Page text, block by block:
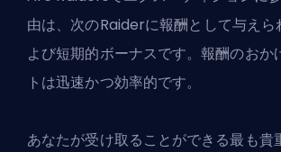
由は、次のRaiderに報酬として与えら
よび短期的ボーナスです。報酬のおか
トは迅速かつ効率的です。
あなたが受け取ることができる最も貴